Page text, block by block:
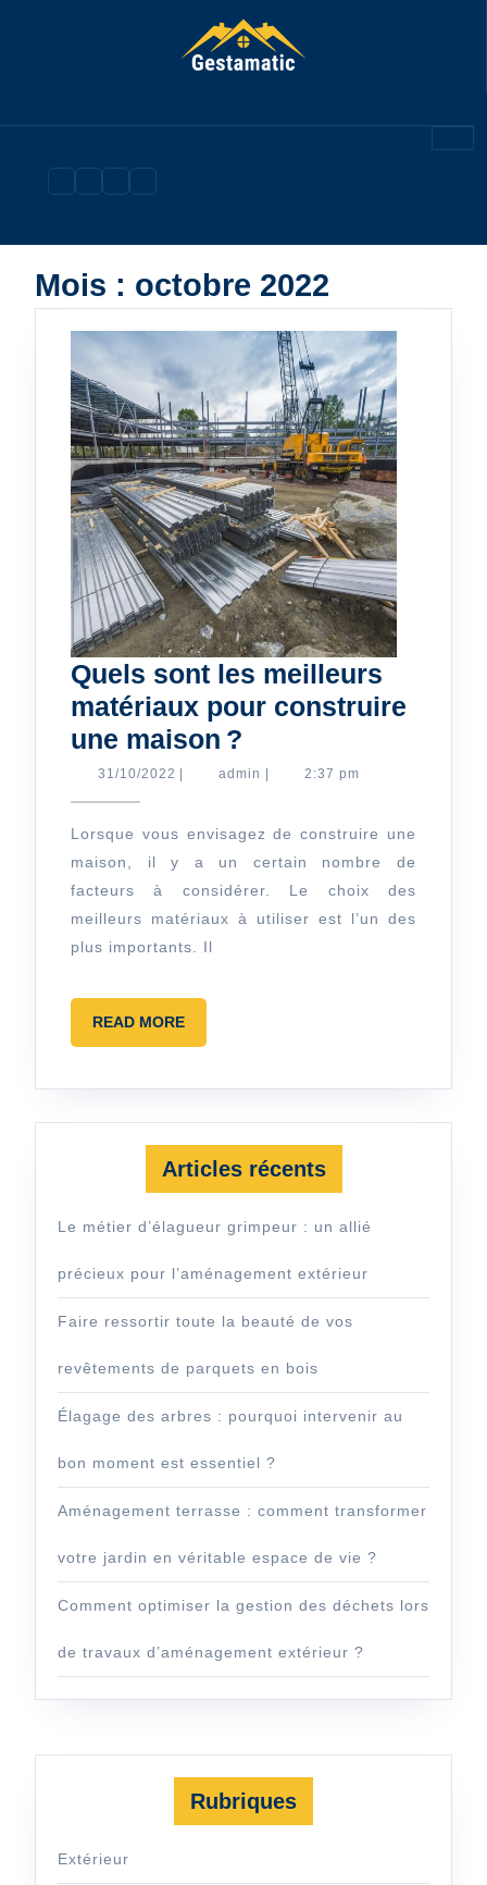
Mois : octobre 2022
Quels sont les meilleurs
matériaux pour construire
une maison ?
sont
meilleurs
matériaux
pour
construire
31/10/2022 31/10/2022
| admin admin
| 2:37 pm
Lorsque vous envisagez de construire une
maison, il y a un certain nombre de
facteurs à considérer. Le choix des
meilleurs matériaux à utiliser est l’un des
plus importants. Il
READ MOREREAD
MORE
Articles récents
Le métier d’élagueur grimpeur : un allié
précieux pour l’aménagement extérieur
Faire ressortir toute la beauté de vos
revêtements de parquets en bois
Élagage des arbres : pourquoi intervenir au
bon moment est essentiel ?
Aménagement terrasse : comment transformer
votre jardin en véritable espace de vie ?
Comment optimiser la gestion des déchets lors
de travaux d’aménagement extérieur ?
Rubriques
Extérieur